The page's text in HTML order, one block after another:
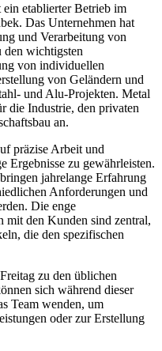
ein etablierter Betrieb im
Das Unternehmen hat
und Verarbeitung von
wichtigsten
von individuellen
von Geländern und
und Alu-Projekten. Metal
die Industrie, den privaten
an.
präzise Arbeit und
Ergebnisse zu gewährleisten.
jahrelange Erfahrung
Anforderungen und
Die enge
mit den Kunden sind zentral,
die den spezifischen
zu den üblichen
sich während dieser
Team wenden, um
oder zur Erstellung